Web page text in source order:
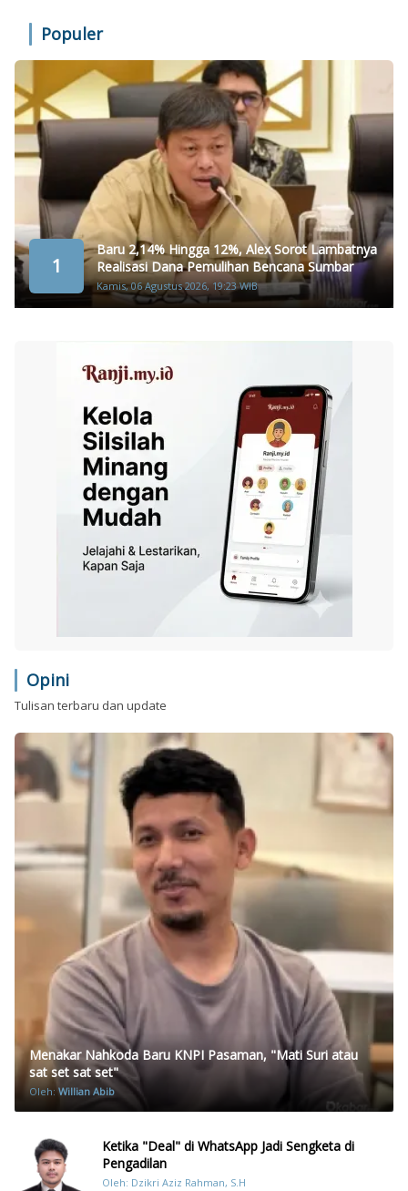
Populer
1
Baru 2,14% Hingga 12%, Alex Sorot Lambatnya
Realisasi Dana Pemulihan Bencana Sumbar
Kamis, 06 Agustus 2026, 19:23 WIB
Opini
Tulisan terbaru dan update
Menakar Nahkoda Baru KNPI Pasaman, "Mati Suri atau
sat set sat set"
Oleh:Willian Abib
Ketika "Deal" di WhatsApp Jadi Sengketa di
Pengadilan
Oleh: Dzikri Aziz Rahman, S.H